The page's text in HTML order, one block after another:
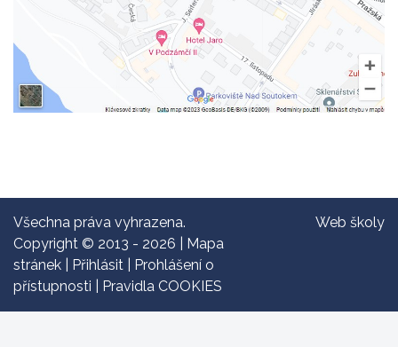
Všechna práva vyhrazena.
Copyright © 2013 - 2026 |
Mapa
stránek
Přihlásit
Prohlášení o
přístupnosti
Pravidla COOKIES
Web školy